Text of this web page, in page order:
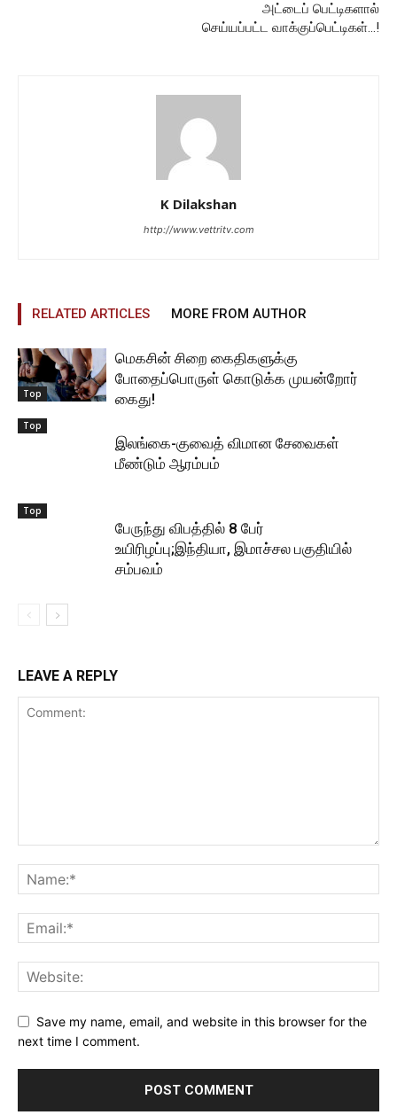
அட்டைப் பெட்டிகளால்
செய்யப்பட்ட வாக்குப்பெட்டிகள்…!
K Dilakshan
http://www.vettritv.com
RELATED ARTICLES MORE FROM AUTHOR
Top
மெகசின் சிறை கைதிகளுக்கு
போதைப்பொருள் கொடுக்க முயன்றோர்
கைது!
Top
இலங்கை-குவைத் விமான சேவைகள்
மீண்டும் ஆரம்பம்
Top
பேருந்து விபத்தில் 8 பேர்
உயிரிழப்பு;இந்தியா, இமாச்சல பகுதியில்
சம்பவம்
LEAVE A REPLY
Save my name, email, and website in this browser for the
next time I comment.